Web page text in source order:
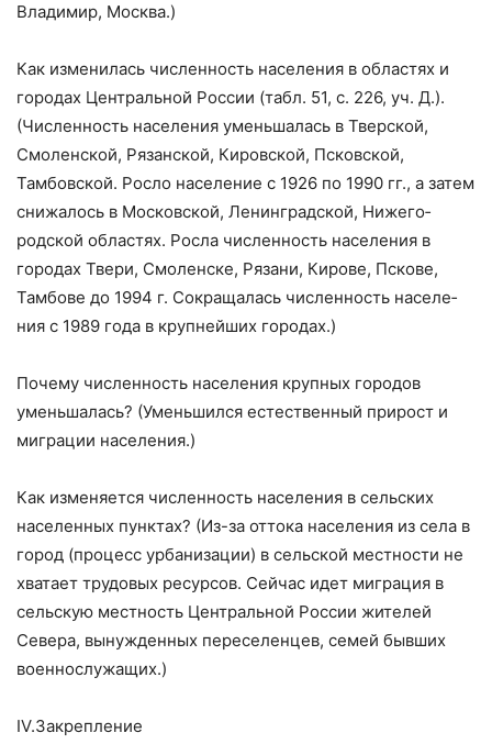
Владимир, Москва.)
Как изменилась численность населения в областях и
городах Центральной Рос­сии (табл. 51, с. 226, уч. Д.).
(Численность населения уменьшалась в Тверской,
Смоленской, Рязанской, Кировской, Псковской,
Тамбовской. Росло население с 1926 по 1990 гг., а затем
снижалось в Московской, Ленинградской, Нижего­
родской областях. Росла численность населения в
городах Твери, Смоленске, Рязани, Кирове, Пскове,
Тамбове до 1994 г. Сокращалась численность населе­
ния с 1989 года в крупнейших городах.)
Почему численность населения крупных городов
уменьшалась? (Уменьшился естественный прирост и
миграции населения.)
Как изменяется численность населения в сельских
населенных пунктах? (Из-за оттока населения из села в
город (процесс урбанизации) в сельской местно­сти не
хватает трудовых ресурсов. Сейчас идет миграция в
сельскую мест­ность Центральной России жителей
Севера, вынужденных переселенцев, се­мей бывших
военнослужащих.)
IV.Закрепление